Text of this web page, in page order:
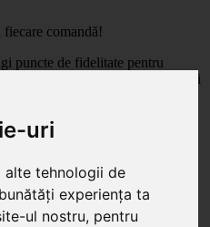
uri
alte tehnologii de
experiența ta
ul nostru, pentru
fiecare comandă!
puncte de fidelitate pentru
mult, cu atât economisești mai